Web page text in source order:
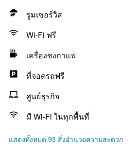
รูมเซอร์วิส
Wi-Fi ฟรี
เครื่องชงกาแฟ
ที่จอดรถฟรี
ศูนย์ธุรกิจ
มี Wi-Fi ในทุกพื้นที่
แสดงทั้งหมด 93 สิ่งอำนวยความสะดวก